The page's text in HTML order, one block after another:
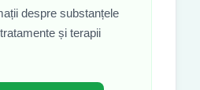
despre substanțele
și terapii